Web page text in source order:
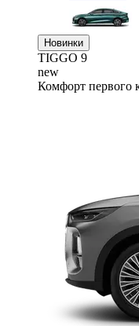
Новинки
TIGGO 9
new
Комфорт первого